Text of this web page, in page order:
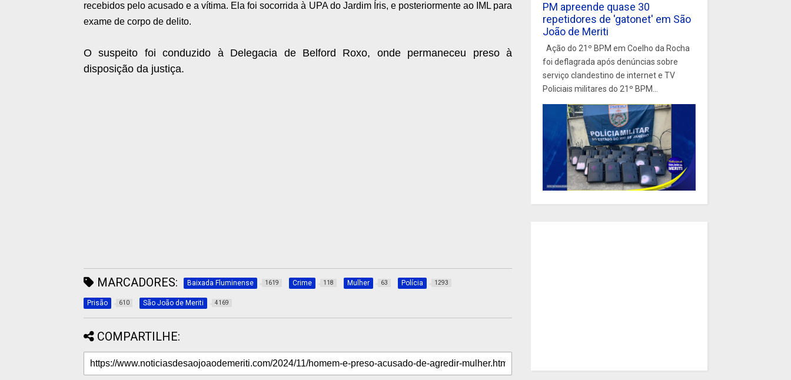
recebidos pelo acusado e a vítima. Ela foi socorrida à UPA do Jardim Íris, e posteriormente ao IML para
exame de corpo de delito.
O suspeito foi conduzido à Delegacia de Belford Roxo, onde permaneceu preso à
disposição da justiça.
MARCADORES: Baixada Fluminense 1619 Crime 118 Mulher 63 Polícia 1293
Prisão 610 São João de Meriti 4169
COMPARTILHE:
PM apreende quase 30
repetidores de 'gatonet' em São
João de Meriti
Ação do 21º BPM em Coelho da Rocha
foi deflagrada após denúncias sobre
serviço clandestino de internet e TV
Policiais militares do 21º BPM...